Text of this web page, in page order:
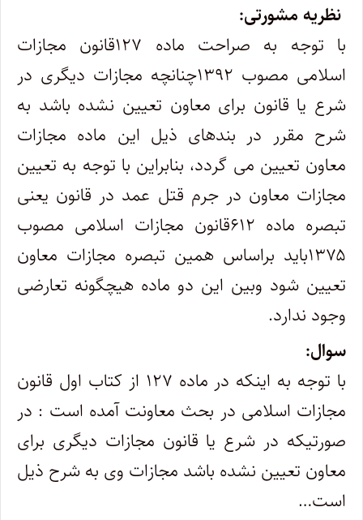
نظریه مشورتی:
با توجه به صراحت ماده ۱۲۷قانون مجازات
اسلامی مصوب ۱۳۹۲چنانچه مجازات دیگری در
شرع یا قانون برای معاون تعیین نشده باشد به
شرح مقرر در بندهای ذیل این ماده مجازات
معاون تعیین می گردد، بنابراین با توجه به تعیین
مجازات معاون در جرم قتل عمد در قانون یعنی
تبصره ماده ۶۱۲قانون مجازات اسلامی مصوب
۱۳۷۵باید براساس همین تبصره مجازات معاون
تعیین شود وبین این دو ماده هیچگونه تعارضی
وجود ندارد.
سوال:
با توجه به اینکه در ماده ۱۲۷ از کتاب اول قانون
مجازات اسلامی در بحث معاونت آمده است : در
صورتیکه در شرع یا قانون مجازات دیگری برای
معاون تعیین نشده باشد مجازات وی به شرح ذیل
است…